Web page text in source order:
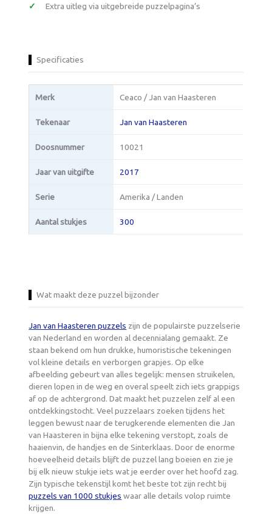
Extra uitleg via uitgebreide puzzelpagina’s
Specificaties
Merk Ceaco / Jan van Haasteren
Tekenaar Jan van Haasteren
Doosnummer 10021
Jaar van uitgifte 2017
Serie Amerika / Landen
Aantal stukjes 300
Wat maakt deze puzzel bijzonder
Jan van Haasteren puzzels zijn de populairste puzzelserie
van Nederland en worden al decennialang gemaakt. Ze
staan bekend om hun drukke, humoristische tekeningen
vol kleine details en verborgen grapjes. Op elke
afbeelding gebeurt van alles tegelijk: mensen struikelen,
dieren lopen in de weg en overal speelt zich iets grappigs
af op de achtergrond. Dat maakt het puzzelen zelf al een
ontdekkingstocht. Veel puzzelaars zoeken tijdens het
leggen bewust naar de terugkerende elementen die Jan
van Haasteren in bijna elke tekening verstopt, zoals de
haaienvin, de handjes en de Sinterklaas. Door de enorme
hoeveelheid details blijft de puzzel lang boeien en zie je
bij elk nieuw stukje iets wat je eerder over het hoofd zag.
Zijn typische tekenstijl komt het beste tot zijn recht bij
puzzels van 1000 stukjes waar alle details volop ruimte
krijgen.